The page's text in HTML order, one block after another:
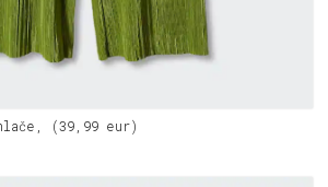
(39,99 eur)